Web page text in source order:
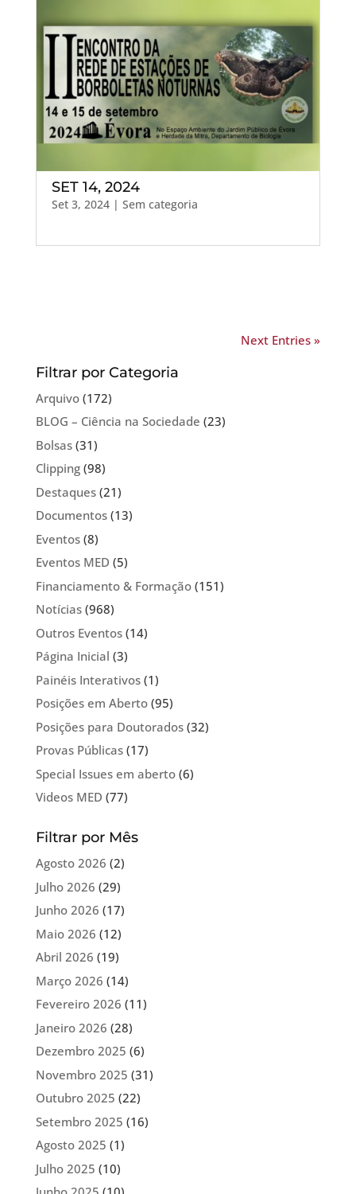
SET 14, 2024
Set 3, 2024| Sem categoria
Next Entries »
Filtrar por Categoria
Arquivo(172)
BLOG – Ciência na Sociedade (23)
Bolsas(31)
Clipping(98)
Destaques(21)
Documentos(13)
Eventos(8)
Eventos MED (5)
Financiamento & Formação(151)
Notícias(968)
Outros Eventos(14)
Página Inicial (3)
Painéis Interativos(1)
Posições em Aberto(95)
Posições para Doutorados(32)
Provas Públicas(17)
Special Issues em aberto(6)
Videos MED (77)
Filtrar por Mês
Agosto 2026 (2)
Julho 2026 (29)
Junho 2026 (17)
Maio 2026 (12)
Abril 2026 (19)
Março 2026 (14)
Fevereiro 2026 (11)
Janeiro 2026 (28)
Dezembro 2025 (6)
Novembro 2025 (31)
Outubro 2025 (22)
Setembro 2025 (16)
Agosto 2025 (1)
Julho 2025 (10)